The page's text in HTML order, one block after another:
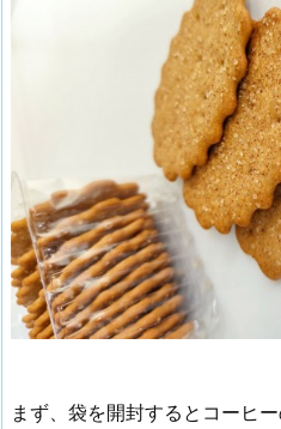
まず、袋を開封するとコーヒ